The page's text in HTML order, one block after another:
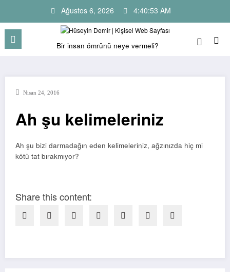
Ağustos 6, 2026 4:40:53 AM
Bir insan ömrünü neye vermeli?
Nisan 24, 2016
Ah şu kelimeleriniz
Ah şu bizi darmadağın eden kelimeleriniz, ağzınızda hiç mi
kötü tat bırakmıyor?
Share this content: